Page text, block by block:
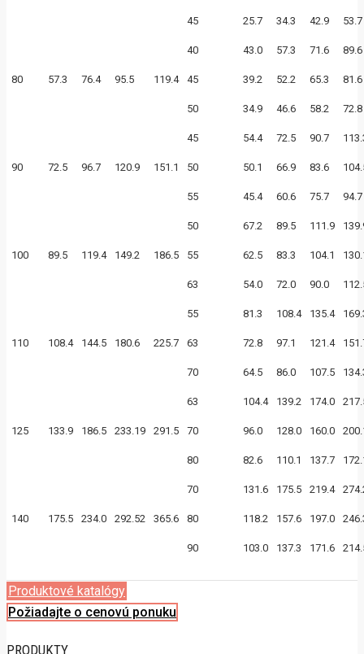
45 25.7 34.3 42.9 53.7
80 57.3 76.4 95.5 119.4
40 43.0 57.3 71.6 89.6
45 39.2 52.2 65.3 81.6
50 34.9 46.6 58.2 72.8
90 72.5 96.7 120.9 151.1
45 54.4 72.5 90.7
50 50.1 66.9 83.6
55 45.4 60.6 75.7 94.7
100 89.5 119.4 149.2 186.5
50 67.2 89.5 111.9
55 62.5 83.3 104.1
63 54.0 72.0 90.0
110 108.4 144.5 180.6 225.7
55 81.3 108.4 135.4
63 72.8 97.1 121.4
70 64.5 86.0 107.5
125 133.9 186.5 233.19 291.5
63 104.4 139.2 174.0
70 96.0 128.0 160.0
80 82.6 110.1 137.7
140 175.5 234.0 292.52 365.6
70 131.6 175.5 219.4
80 118.2 157.6 197.0
90 103.0 137.3 171.6
Produktové katalógy
Požiadajte o cenovú ponuku
PRODUKTY